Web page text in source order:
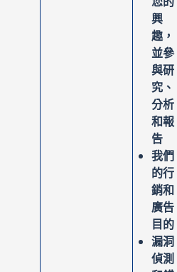
興
趣，
並參
與研
究、
分析
和報
告
我們
的行
銷和
廣告
目的
漏洞
偵測